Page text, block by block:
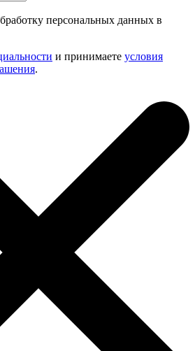
персональных данных в
и принимаете условия
.